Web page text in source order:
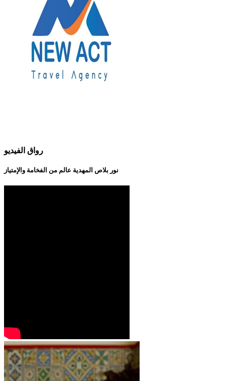
رواق الفيديو
نور بلاص المهدية عالم من الفخامة والإمتياز